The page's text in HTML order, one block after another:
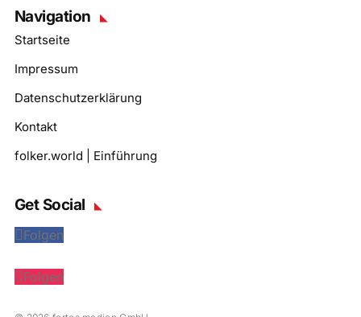
Navigation
Startseite
Impressum
Datenschutzerklärung
Kontakt
folker.world | Einführung
Get Social
Folgen
Folgen